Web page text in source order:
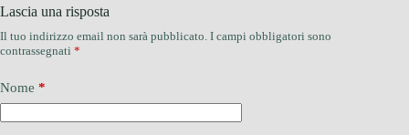
Lascia una risposta
Il tuo indirizzo email non sarà pubblicato. I campi obbligatori sono
contrassegnati *
Nome *